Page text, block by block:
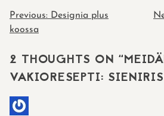
POST
NAVIGATION
Previous: Designia plus
koossa
2 THOUGHTS ON “
VAKIORESEPTI: